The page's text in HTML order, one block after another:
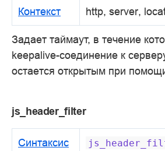
Контекст http, server,
Задает таймаут, в течение
keepalive-соединение к
остается открытым при
js_header_filter
Синтаксис